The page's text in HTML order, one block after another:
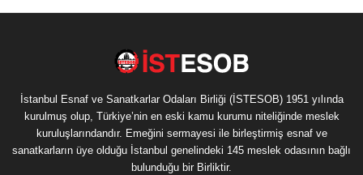
İstanbul Esnaf ve Sanatkarlar Odaları Birliği (İSTESOB) 1951 yılında
kurulmuş olup, Türkiye’nin en eski kamu kurumu niteliğinde meslek
kuruluşlarındandır. Emeğini sermayesi ile birleştirmiş esnaf ve
sanatkarların üye olduğu İstanbul genelindeki 145 meslek odasının bağlı
bulunduğu bir Birliktir.